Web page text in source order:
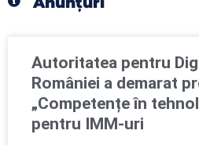
Autoritatea pentru
României a demarat
„Competențe în
pentru IMM-uri